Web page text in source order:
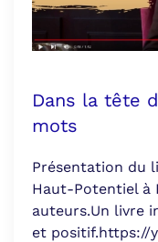
Dans la tête
mots
Présentation du
Haut-Potentiel à
auteurs.Un livre
et positif.https://